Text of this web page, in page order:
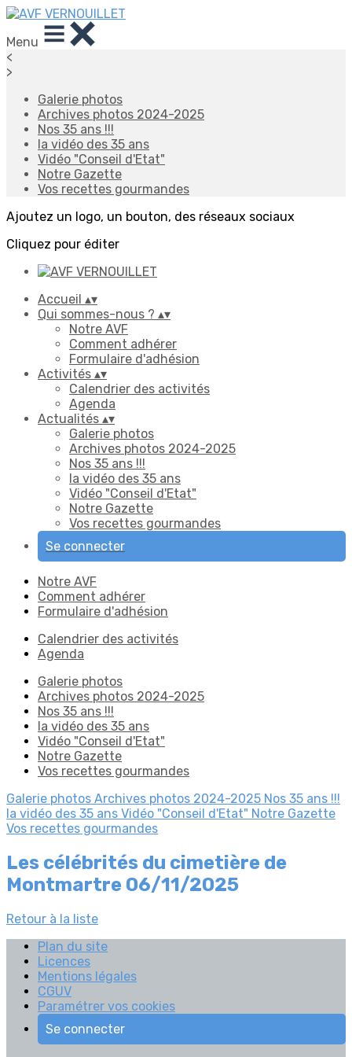
Menu
<
>
Galerie photos
Archives photos 2024-2025
Nos 35 ans !!!
la vidéo des 35 ans
Vidéo "Conseil d'Etat"
Notre Gazette
Vos recettes gourmandes
Ajoutez un logo, un bouton, des réseaux sociaux
Cliquez pour éditer
Accueil ▴▾
Qui sommes-nous ? ▴▾
Notre AVF
Comment adhérer
Formulaire d'adhésion
Activités ▴▾
Calendrier des activités
Agenda
Actualités ▴▾
Galerie photos
Archives photos 2024-2025
Nos 35 ans !!!
la vidéo des 35 ans
Vidéo "Conseil d'Etat"
Notre Gazette
Vos recettes gourmandes
Se connecter
Notre AVF
Comment adhérer
Formulaire d'adhésion
Calendrier des activités
Agenda
Galerie photos
Archives photos 2024-2025
Nos 35 ans !!!
la vidéo des 35 ans
Vidéo "Conseil d'Etat"
Notre Gazette
Vos recettes gourmandes
Galerie photos Archives photos 2024-2025 Nos 35 ans !!!
la vidéo des 35 ans Vidéo "Conseil d'Etat" Notre Gazette
Vos recettes gourmandes
Les célébrités du cimetière de
Montmartre 06/11/2025
Retour à la liste
Plan du site
Licences
Mentions légales
CGUV
Paramétrer vos cookies
Se connecter